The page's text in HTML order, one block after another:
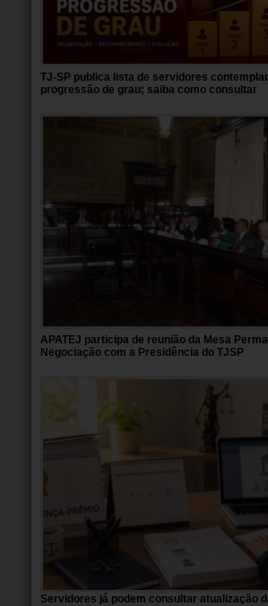
TJ-SP publica lista de servidores
progressão de grau; saiba como consultar
APATEJ participa de reunião da Mesa
Negociação com a Presidência do TJSP
Servidores já podem consultar atualização